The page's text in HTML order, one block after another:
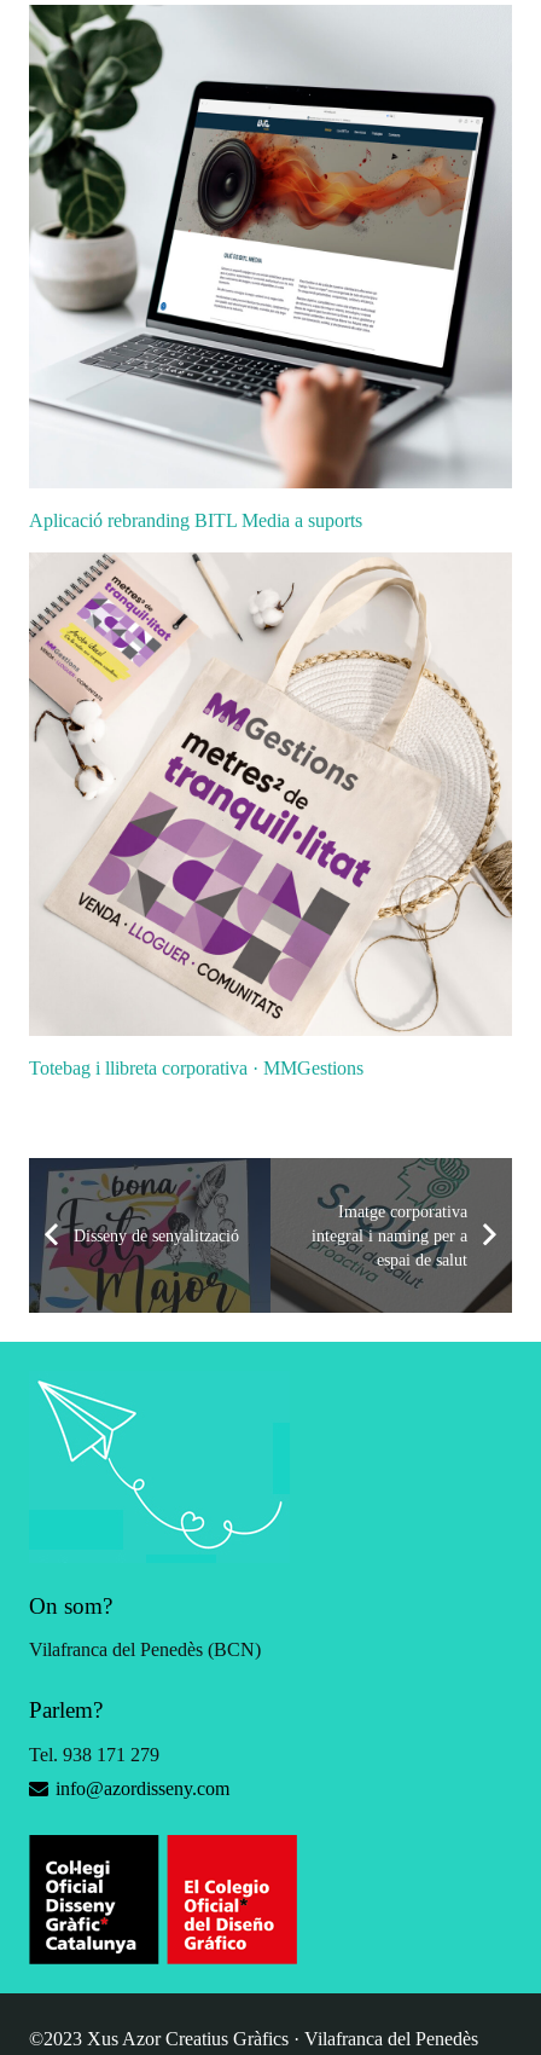
Aplicació rebranding BITL Media a suports
Totebag i llibreta corporativa · MMGestions
Disseny de senyalització
Imatge corporativa
integral i naming per a
espai de salut
On som?
Vilafranca del Penedès (BCN)
Parlem?
Tel. 938 171 279
info@azordisseny.com
©2023 Xus Azor Creatius Gràfics · Vilafranca del Penedès